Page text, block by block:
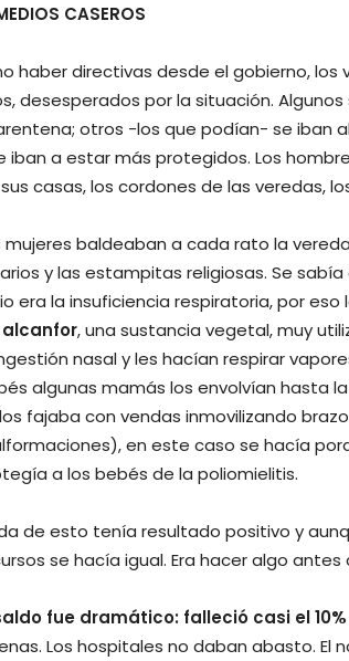
CASEROS
haber directivas desde el gobierno,
desesperados por la situación.
otros -los que podían- se iban
iban a estar más protegidos. Los
casas, los cordones de las veredas,
mujeres baldeaban a cada rato la
y las estampitas religiosas. Se
era la insuficiencia respiratoria, por
alcanfor, una sustancia vegetal, muy
nasal y les hacían respirar
algunas mamás los envolvían hasta
fajaba con vendas inmovilizando
en este caso se hacía
a los bebés de la poliomielitis.
de esto tenía resultado positivo y
se hacía igual. Era hacer algo antes
fue dramático: falleció casi el
Los hospitales no daban abasto. El